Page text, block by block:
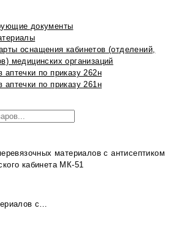
документы
оснащения кабинетов (отделений,
медицинских организаций
аптечки по приказу 262н
аптечки по приказу 261н
материалов с антисептиком
кабинета МК-51
с…